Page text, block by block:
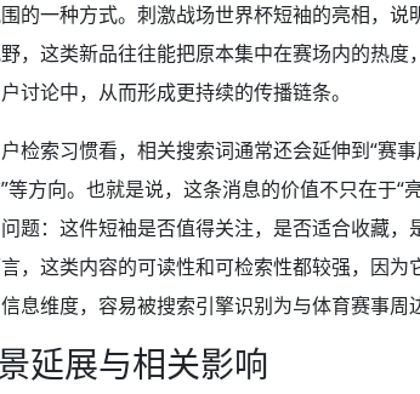
的一种方式。刺激战场世界杯短袖的亮相，
，这类新品往往能把原本集中在赛场内的热
讨论中，从而形成更持续的传播链条。
检索习惯看，相关搜索词通常还会延伸到“赛事
等方向。也就是说，这条消息的价值不只在于“
题：这件短袖是否值得关注，是否适合收藏
，这类内容的可读性和可检索性都较强，因
息维度，容易被搜索引擎识别为与体育赛事周
延展与相关影响